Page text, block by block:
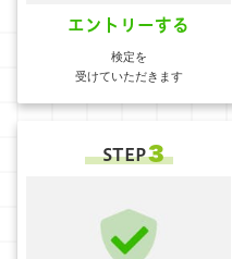
エントリーする
検定を
受けていただきます
STEP３